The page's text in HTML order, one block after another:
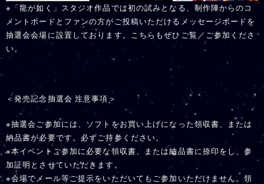
※「龍が如く」スタジオ作品では初の試みとなる、制作陣からのコ
メントボードとファンの方がご投稿いただけるメッセージボードを
抽選会会場に設置しております。こちらもぜひご覧／ご参加くださ
い。
＜発売記念抽選会 注意事項＞
※抽選会ご参加には、ソフトをお買い上げになった領収書、または
納品書が必要です。必ずご持参ください。
※本イベントご参加に必要な領収書、または納品書に捺印をし、参
加証明とさせていただきます。
※会場でメール等ご提示をいただいてもご参加いただけません。領